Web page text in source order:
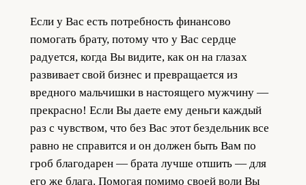
Если у Вас есть потребность финансово
помогать брату, потому что у Вас сердце
радуется, когда Вы видите, как он на глазах
развивает свой бизнес и превращается из
вредного мальчишки в настоящего мужчину —
прекрасно! Если Вы даете ему деньги каждый
раз с чувством, что без Вас этот бездельник все
равно не справится и он должен быть Вам по
гроб благодарен — брата лучше отшить — для
его же блага. Помогая помимо своей воли Вы